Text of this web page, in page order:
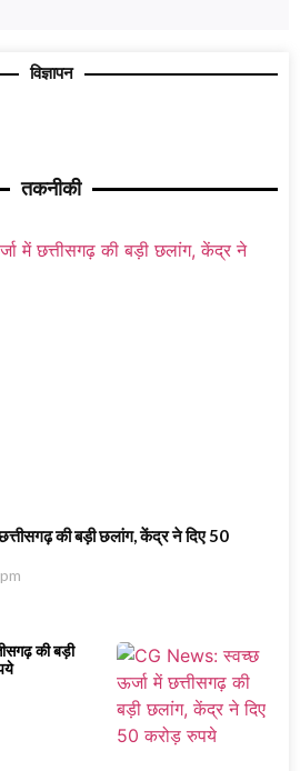
विज्ञापन
तकनीकी
की बड़ी छलांग, केंद्र ने दिए 50
की बड़ी